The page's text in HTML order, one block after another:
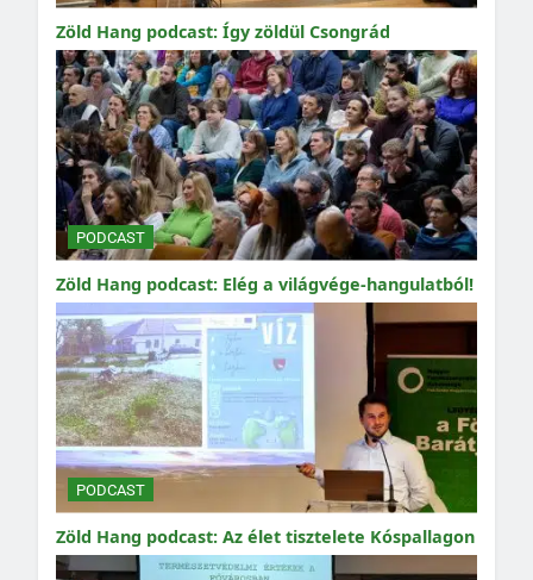
Zöld Hang podcast: Így zöldül Csongrád
PODCAST
Zöld Hang podcast: Elég a világvége-hangulatból!
PODCAST
Zöld Hang podcast: Az élet tisztelete Kóspallagon